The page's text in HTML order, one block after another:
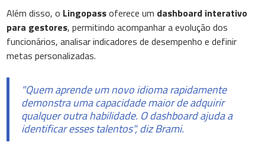
Além disso, o Lingopassoferece um dashboard interativo
para gestores, permitindo acompanhar a evolução dos
funcionários, analisar indicadores de desempenho e definir
metas personalizadas.
"Quem aprende um novo idioma rapidamente
demonstra uma capacidade maior de adquirir
qualquer outra habilidade. O dashboard ajuda a
identificar esses talentos", diz Brami.